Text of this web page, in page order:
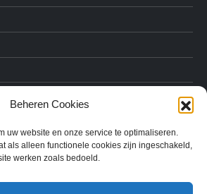
Beheren Cookies
uw website en onze service te optimaliseren.
als alleen functionele cookies zijn ingeschakeld,
werken zoals bedoeld.
Reserved